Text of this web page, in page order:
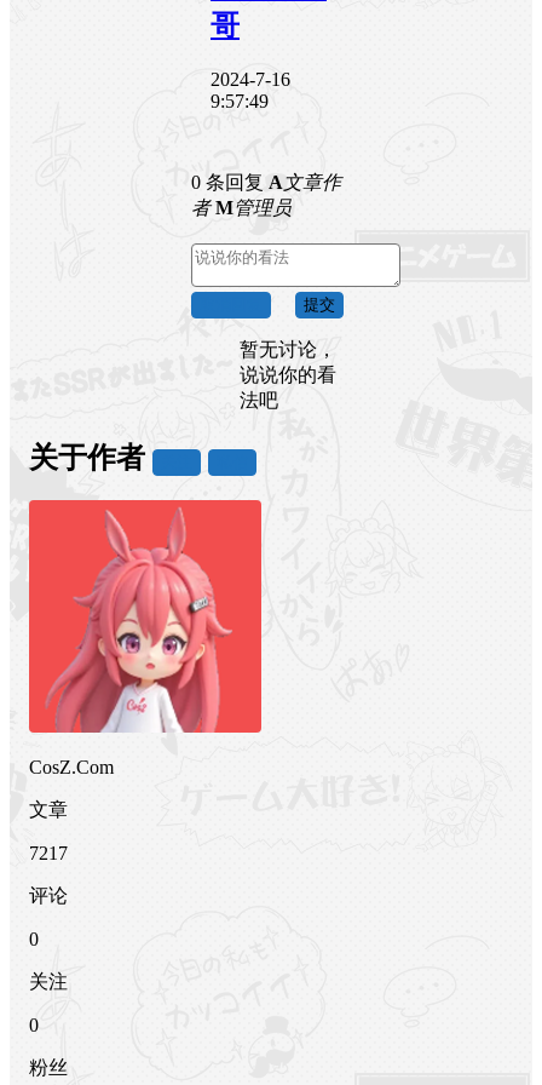
哥
2024-7-16
9:57:49
0 条回复 A文章作
者 M管理员
提交
暂无讨论，
说说你的看
法吧
关于作者
CosZ.Com
文章
7217
评论
0
关注
0
粉丝